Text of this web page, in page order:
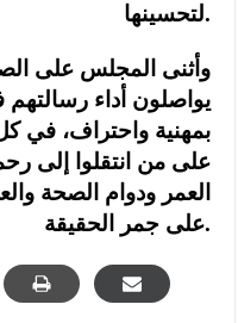
لتحسينها.
وأثنى المجلس على
يواصلون أداء
بمهنية واحتراف، في
على من انتقلوا إلى
العمر ودوام الصحة
على جمر الحقيقة.